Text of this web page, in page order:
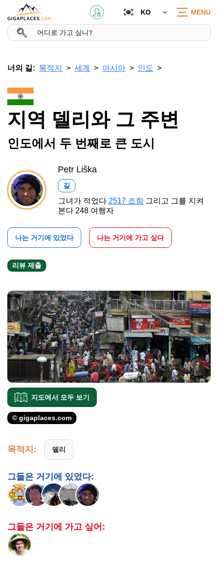
KO MENU
너의 길: 목적지 세계 아시아 인도
지역 델리와 그 주변
인도에서 두 번째로 큰 도시
Petr Liška
길
그녀가 적었다 2517 조항 그리고 그를 지켜
본다 248 여행자
나는 거기에 있었다 나는 거기에 가고 싶다
리뷰 제출
지도에서 모두 보기
© gigaplaces.com
목적지: 델리
그들은 거기에 있었다:
그들은 거기에 가고 싶어: